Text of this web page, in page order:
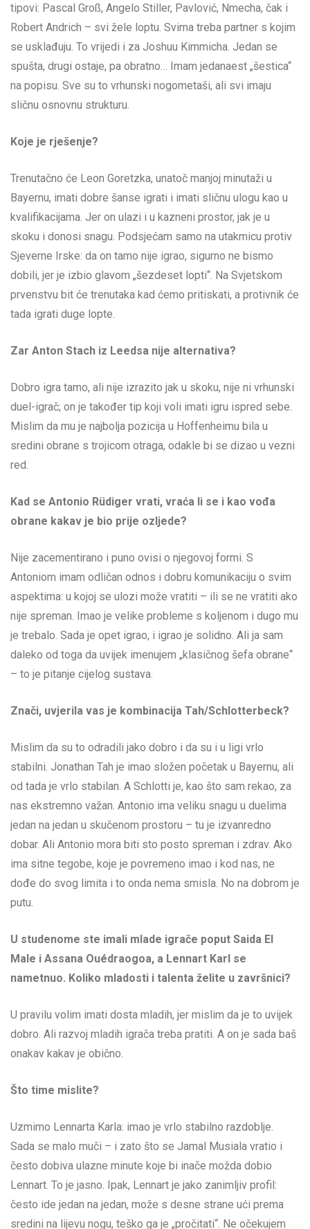
tipovi: Pascal Groß, Angelo Stiller, Pavlović, Nmecha, čak i
Robert Andrich – svi žele loptu. Svima treba partner s kojim
se usklađuju. To vrijedi i za Joshuu Kimmicha. Jedan se
spušta, drugi ostaje, pa obratno… Imam jedanaest „šestica“
na popisu. Sve su to vrhunski nogometaši, ali svi imaju
sličnu osnovnu strukturu.
Koje je rješenje?
Trenutačno će Leon Goretzka, unatoč manjoj minutaži u
Bayernu, imati dobre šanse igrati i imati sličnu ulogu kao u
kvalifikacijama. Jer on ulazi i u kazneni prostor, jak je u
skoku i donosi snagu. Podsjećam samo na utakmicu protiv
Sjeverne Irske: da on tamo nije igrao, sigurno ne bismo
dobili, jer je izbio glavom „šezdeset lopti“. Na Svjetskom
prvenstvu bit će trenutaka kad ćemo pritiskati, a protivnik će
tada igrati duge lopte.
Zar Anton Stach iz Leedsa nije alternativa?
Dobro igra tamo, ali nije izrazito jak u skoku, nije ni vrhunski
duel-igrač; on je također tip koji voli imati igru ispred sebe.
Mislim da mu je najbolja pozicija u Hoffenheimu bila u
sredini obrane s trojicom otraga, odakle bi se dizao u vezni
red.
Kad se Antonio Rüdiger vrati, vraća li se i kao vođa
obrane kakav je bio prije ozljede?
Nije zacementirano i puno ovisi o njegovoj formi. S
Antoniom imam odličan odnos i dobru komunikaciju o svim
aspektima: u kojoj se ulozi može vratiti – ili se ne vratiti ako
nije spreman. Imao je velike probleme s koljenom i dugo mu
je trebalo. Sada je opet igrao, i igrao je solidno. Ali ja sam
daleko od toga da uvijek imenujem „klasičnog šefa obrane“
– to je pitanje cijelog sustava.
Znači, uvjerila vas je kombinacija Tah/Schlotterbeck?
Mislim da su to odradili jako dobro i da su i u ligi vrlo
stabilni. Jonathan Tah je imao složen početak u Bayernu, ali
od tada je vrlo stabilan. A Schlotti je, kao što sam rekao, za
nas ekstremno važan. Antonio ima veliku snagu u duelima
jedan na jedan u skučenom prostoru – tu je izvanredno
dobar. Ali Antonio mora biti sto posto spreman i zdrav. Ako
ima sitne tegobe, koje je povremeno imao i kod nas, ne
dođe do svog limita i to onda nema smisla. No na dobrom je
putu.
U studenome ste imali mlade igrače poput Saida El
Male i Assana Ouédraogoa, a Lennart Karl se
nametnuo. Koliko mladosti i talenta želite u završnici?
U pravilu volim imati dosta mladih, jer mislim da je to uvijek
dobro. Ali razvoj mladih igrača treba pratiti. A on je sada baš
onakav kakav je obično.
Što time mislite?
Uzmimo Lennarta Karla: imao je vrlo stabilno razdoblje.
Sada se malo muči – i zato što se Jamal Musiala vratio i
često dobiva ulazne minute koje bi inače možda dobio
Lennart. To je jasno. Ipak, Lennart je jako zanimljiv profil:
često ide jedan na jedan, može s desne strane ući prema
sredini na lijevu nogu, teško ga je „pročitati“. Ne očekujem